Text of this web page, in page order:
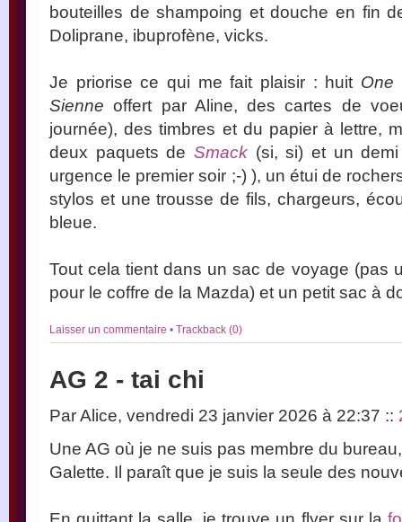
bouteilles de shampoing et douche en fin
Doliprane, ibuprofène, vicks.
Je priorise ce qui me fait plaisir : huit One
Sienne offert par Aline, des cartes de
journée), des timbres et du papier à lettre,
deux paquets de Smack(si, si) et un demi
urgence le premier soir ;-) ), un étui de
stylos et une trousse de fils, chargeurs,
bleue.
Tout cela tient dans un sac de voyage (pas
pour le coffre de la Mazda) et un petit sac à
Laisser un commentaire • Trackback (0)
AG 2 - tai chi
Par Alice, vendredi 23 janvier 2026 à 22:37 ::
Une AG où je ne suis pas membre du
Galette. Il paraît que je suis la seule des